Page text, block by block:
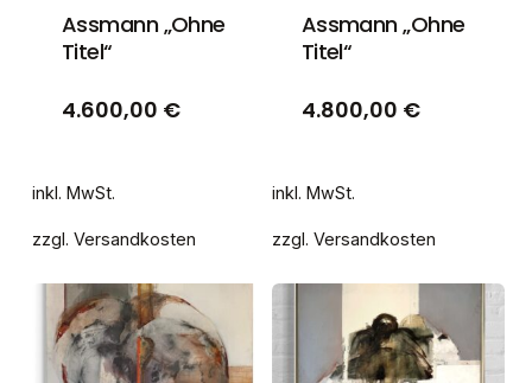
Assmann „Ohne
Titel“
4.600,00 €
inkl. MwSt.
zzgl. Versandkosten
Assmann „Ohne
Titel“
4.800,00 €
inkl. MwSt.
zzgl. Versandkosten